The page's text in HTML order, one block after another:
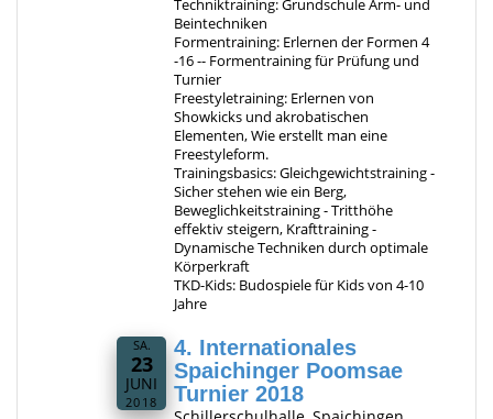
Techniktraining: Grundschule Arm- und
Beintechniken
Formentraining: Erlernen der Formen 4
-16 -- Formentraining für Prüfung und
Turnier
Freestyletraining: Erlernen von
Showkicks und akrobatischen
Elementen, Wie erstellt man eine
Freestyleform.
Trainingsbasics: Gleichgewichtstraining -
Sicher stehen wie ein Berg,
Beweglichkeitstraining - Tritthöhe
effektiv steigern, Krafttraining -
Dynamische Techniken durch optimale
Körperkraft
TKD-Kids: Budospiele für Kids von 4-10
Jahre
SA.
23
JUNI
2018
4. Internationales
Spaichinger Poomsae
Turnier 2018